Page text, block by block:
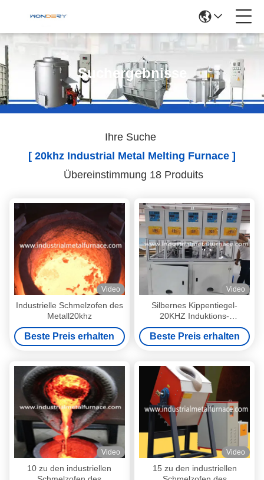
Suchergebnisse
Ihre Suche
[ 20khz Industrial Metal Melting Furnace ]
Übereinstimmung 18 Produits
Video
Industrielle Schmelzofen des
Metall20khz
Beste Preis erhalten
Video
Silbernes Kippentiegel-
20KHZ Induktions-
industrielles
Metallschmelzofen 15 bis
160 Kilowatt
Beste Preis erhalten
Video
10 zu den industriellen
Video
15 zu den industriellen